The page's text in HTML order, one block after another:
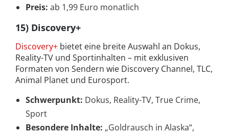
Preis: ab 1,99 Euro monatlich
15) Discovery+
Discovery+ bietet eine breite Auswahl an Dokus,
Reality-TV und Sportinhalten – mit exklusiven
Formaten von Sendern wie Discovery Channel, TLC,
Animal Planet und Eurosport.
Schwerpunkt: Dokus, Reality-TV, True Crime,
Sport
Besondere Inhalte: „Goldrausch in Alaska“,